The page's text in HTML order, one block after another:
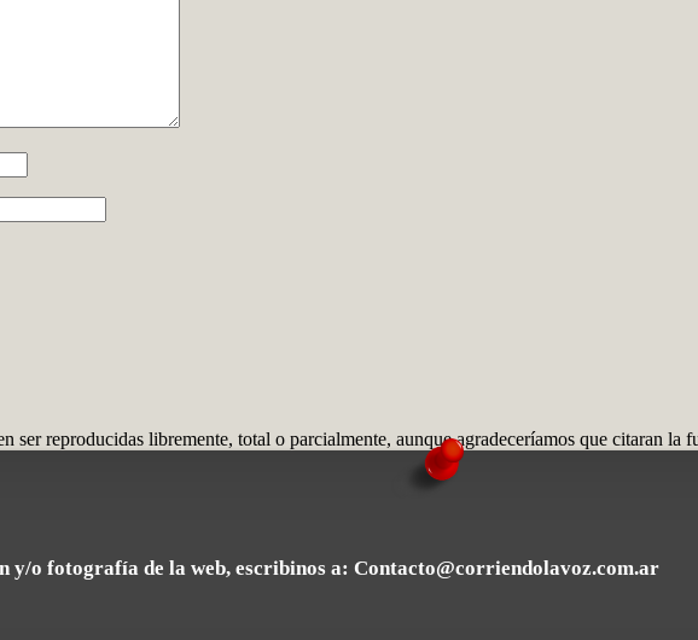
ser reproducidas libremente, total o parcialmente, aunque agradeceríamos que citaran la
y/o fotografía de la web, escribinos a: Contacto@corriendolavoz.com.ar